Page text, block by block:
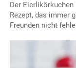
Der
Rezept, das immer
Freunden nicht